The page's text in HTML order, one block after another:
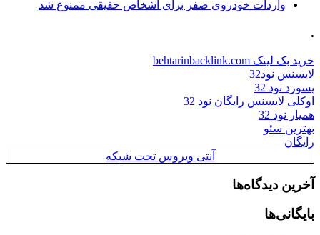
واردات خودروی صفر برای اشخاص حقیقی ممنوع شد
.
خرید بک لینک behtarinbacklink.com
لایسنس نود32
پسورد نود 32
اوکلی لایسنس رایگان نود 32
همیار نود 32
بهترین سئو
رایگان
آنتی ویروس تحت شبکه
آخرین دیدگاه‌ها
بایگانی‌ها